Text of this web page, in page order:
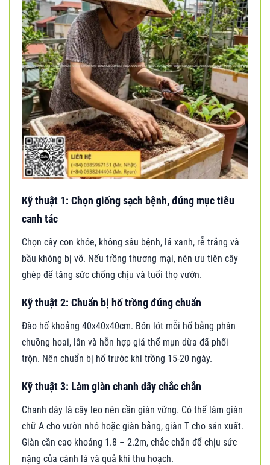
Kỹ thuật 1: Chọn giống sạch bệnh, đúng mục tiêu
canh tác
Chọn cây con khỏe, không sâu bệnh, lá xanh, rễ trắng và
bầu không bị vỡ. Nếu trồng thương mại, nên ưu tiên cây
ghép để tăng sức chống chịu và tuổi thọ vườn.
Kỹ thuật 2: Chuẩn bị hố trồng đúng chuẩn
Đào hố khoảng 40x40x40cm. Bón lót mỗi hố bằng phân
chuồng hoai, lân và hỗn hợp giá thể mụn dừa đã phối
trộn. Nên chuẩn bị hố trước khi trồng 15-20 ngày.
Kỹ thuật 3: Làm giàn chanh dây chắc chắn
Chanh dây là cây leo nên cần giàn vững. Có thể làm giàn
chữ A cho vườn nhỏ hoặc giàn bằng, giàn T cho sản xuất.
Giàn cần cao khoảng 1.8 – 2.2m, chắc chắn để chịu sức
nặng của cành lá và quả khi thu hoạch.